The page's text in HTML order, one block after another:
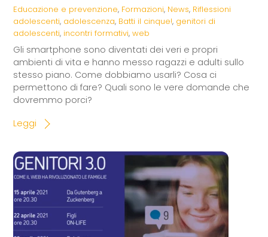
Educazione e prevenzione, Formazioni, News, Riflessioni
adolescenti, adolescenza, Batti il cinque!, genitori di
adolescenti, incontri formativi,web
Gli smartphone sono diventati dei veri e propri
ambienti di vita e hanno messo ragazzi e adulti sullo
stesso piano. Come dobbiamo usarli? Cosa ci
permettono di fare? Quali sono le vere domande che
dovremmo porci?
Leggi